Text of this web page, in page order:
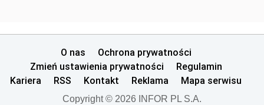
O nas
Ochrona prywatności
Zmień ustawienia prywatności
Regulamin
Kariera
RSS Kontakt Reklama Mapa serwisu
Copyright © 2026 INFOR PL S.A.